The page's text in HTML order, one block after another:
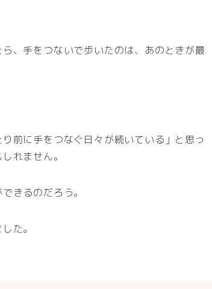
、手をつないで歩いたのは、あのときが最
前に手をつなぐ日々が続いている」と思っ
れません。
きるのだろう。
た。